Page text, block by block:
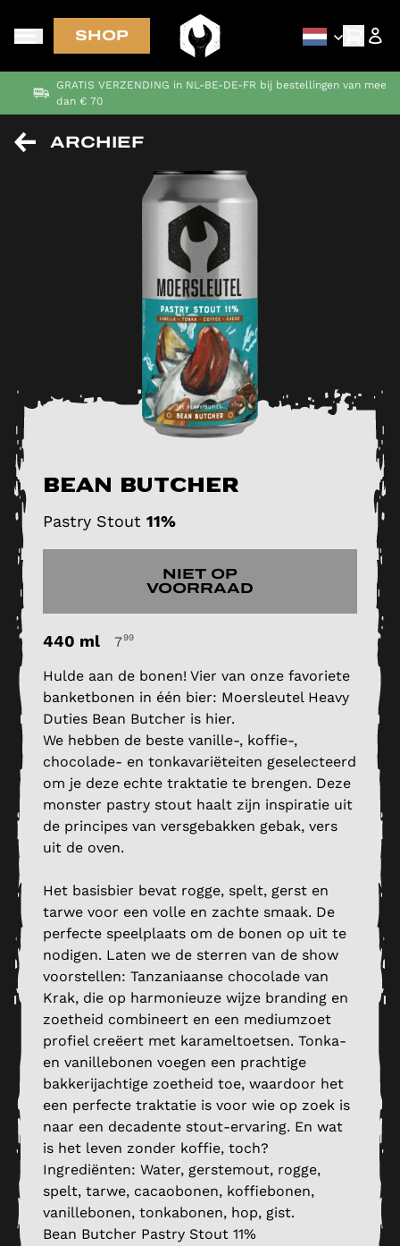
SHOP
GRATIS VERZENDING in NL-BE-DE-FR bij bestellingen van meer
dan € 70
ARCHIEF
Bean Butcher
Pastry Stout 11%
NIET OP
VOORRAAD
440 ml 799
Hulde aan de bonen! Vier van onze favoriete
banketbonen in één bier: Moersleutel Heavy
Duties Bean Butcher is hier.
We hebben de beste vanille-, koffie-,
chocolade- en tonkavariëteiten geselecteerd
om je deze echte traktatie te brengen. Deze
monster pastry stout haalt zijn inspiratie uit
de principes van versgebakken gebak, vers
uit de oven.
Het basisbier bevat rogge, spelt, gerst en
tarwe voor een volle en zachte smaak. De
perfecte speelplaats om de bonen op uit te
nodigen. Laten we de sterren van de show
voorstellen: Tanzaniaanse chocolade van
Krak, die op harmonieuze wijze branding en
zoetheid combineert en een mediumzoet
profiel creëert met karameltoetsen. Tonka-
en vanillebonen voegen een prachtige
bakkerijachtige zoetheid toe, waardoor het
een perfecte traktatie is voor wie op zoek is
naar een decadente stout-ervaring. En wat
is het leven zonder koffie, toch?
Ingrediënten: Water, gerstemout, rogge,
spelt, tarwe, cacaobonen, koffiebonen,
vanillebonen, tonkabonen, hop, gist.
Bean Butcher Pastry Stout 11%